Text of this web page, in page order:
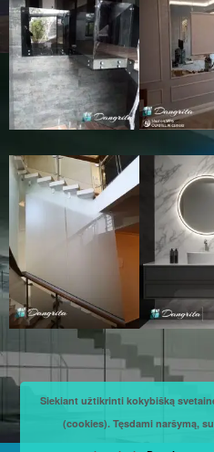
Siekiant užtikrinti kokybišką
(cookies). Tęsdami naršymą,